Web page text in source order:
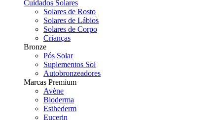
Cuidados Solares
Solares de Rosto
Solares de Lábios
Solares de Corpo
Crianças
Bronze
Pós Solar
Suplementos Sol
Autobronzeadores
Marcas Premium
Avène
Bioderma
Esthederm
Eucerin